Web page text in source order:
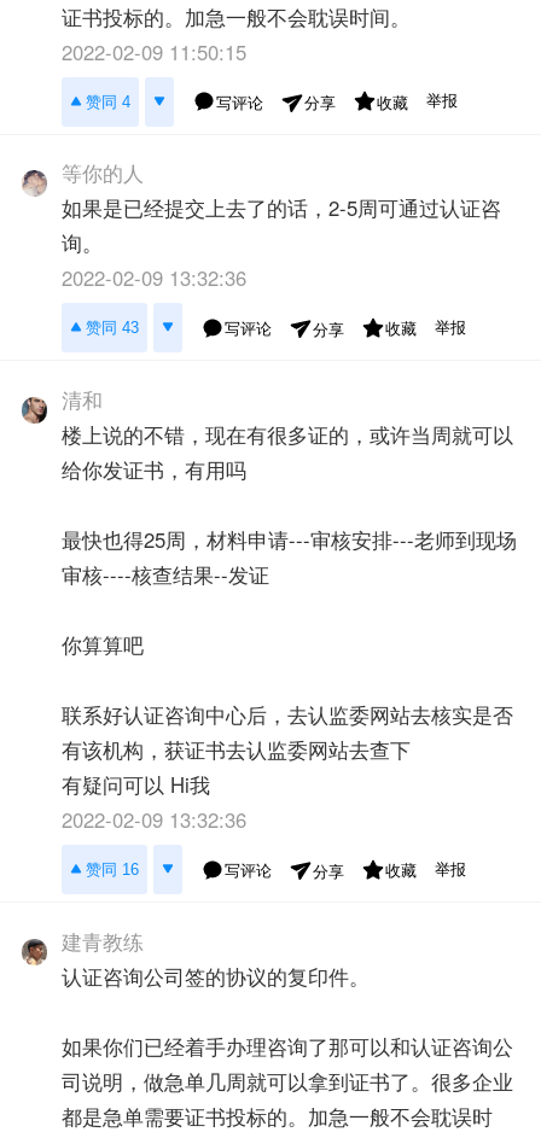
证书投标的。加急一般不会耽误时间。
2022-02-09 11:50:15
赞同 4 写评论 分享 收藏 举报
等你的人
如果是已经提交上去了的话，2-5周可通过认证咨
询。
2022-02-09 13:32:36
赞同 43 写评论 分享 收藏 举报
清和
楼上说的不错，现在有很多证的，或许当周就可以
给你发证书，有用吗
最快也得25周，材料申请---审核安排---老师到现场
审核----核查结果--发证
你算算吧
联系好认证咨询中心后，去认监委网站去核实是否
有该机构，获证书去认监委网站去查下
有疑问可以 Hi我
2022-02-09 13:32:36
赞同 16 写评论 分享 收藏 举报
建青教练
认证咨询公司签的协议的复印件。
如果你们已经着手办理咨询了那可以和认证咨询公
司说明，做急单几周就可以拿到证书了。很多企业
都是急单需要证书投标的。加急一般不会耽误时